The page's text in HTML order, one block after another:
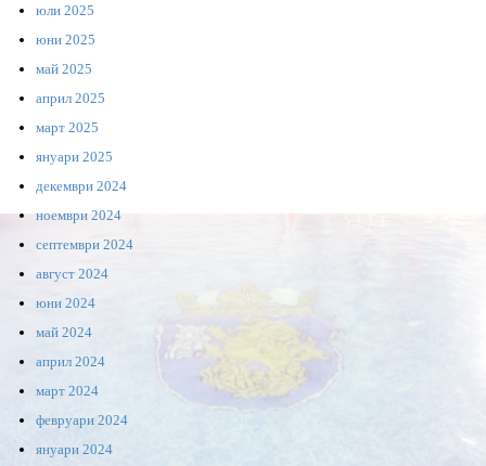
юли 2025
юни 2025
май 2025
април 2025
март 2025
януари 2025
декември 2024
ноември 2024
септември 2024
август 2024
юни 2024
май 2024
април 2024
март 2024
февруари 2024
януари 2024